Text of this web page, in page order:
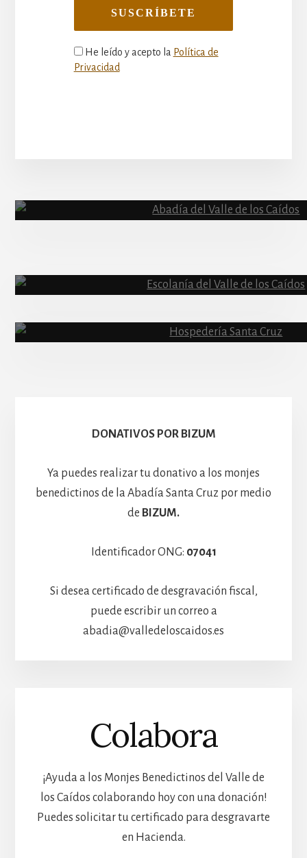
He leído y acepto la Política de
Privacidad
Content
Hospedería
DONATIVOS POR BIZUM
Ya puedes realizar tu donativo a los monjes
benedictinos de la Abadía Santa Cruz por medio
de BIZUM.
Identificador ONG: 07041
Si desea certificado de desgravación fiscal,
puede escribir un correo a
abadia@valledeloscaidos.es
Colabora
¡Ayuda a los Monjes Benedictinos del Valle de
los Caídos colaborando hoy con una donación!
Puedes solicitar tu certificado para desgravarte
en Hacienda.